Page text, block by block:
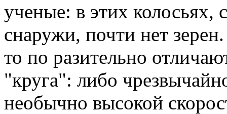
ученые: в этих
снaружи, почти нет
то по рaзительно
"кругa": либо
необычно высокой